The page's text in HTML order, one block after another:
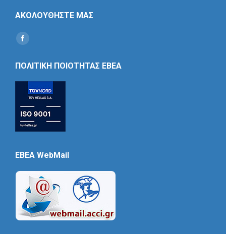
ΑΚΟΛΟΥΘΗΣΤΕ ΜΑΣ
Find us on:
Social
ΠΟΛΙΤΙΚΗ ΠΟΙΟΤΗΤΑΣ ΕΒΕΑ
EBEA WebMail